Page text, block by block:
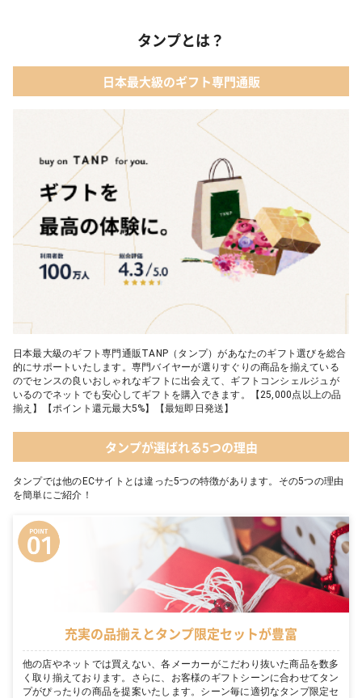
タンプとは？
日本最大級のギフト専門通販
日本最大級のギフト専門通販TANP（タンプ）があなたのギフト選びを総合
的にサポートいたします。専門バイヤーが選りすぐりの商品を揃えている
のでセンスの良いおしゃれなギフトに出会えて、ギフトコンシェルジュが
いるのでネットでも安心してギフトを購入できます。【25,000点以上の品
揃え】【ポイント還元最大5%】【最短即日発送】
タンプが選ばれる5つの理由
タンプでは他のECサイトとは違った5つの特徴があります。その5つの理由
を簡単にご紹介！
充実の品揃えとタンプ限定セットが豊富
他の店やネットでは買えない、各メーカーがこだわり抜いた商品を数多
く取り揃えております。さらに、お客様のギフトシーンに合わせてタン
プがぴったりの商品を提案いたします。シーン毎に適切なタンプ限定セ